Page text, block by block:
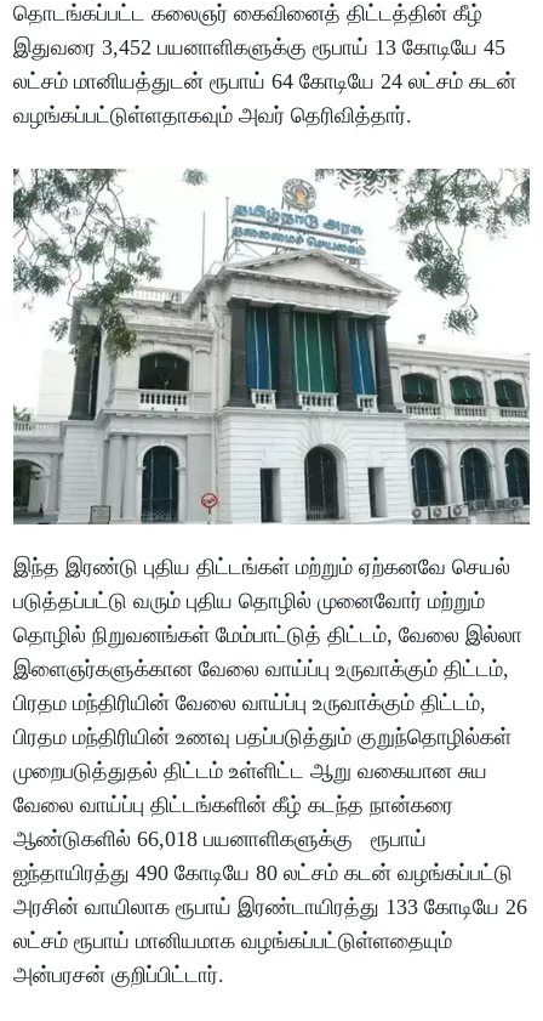
தொடங்கப்பட்ட கலைஞர் கைவினைத் திட்டத்தின் கீழ்
இதுவரை 3,452 பயனாளிகளுக்கு ரூபாய் 13 கோடியே 45
லட்சம் மானியத்துடன் ரூபாய் 64 கோடியே 24 லட்சம் கடன்
வழங்கப்பட்டுள்ளதாகவும் அவர் தெரிவித்தார்.
இந்த இரண்டு புதிய திட்டங்கள் மற்றும் ஏற்கனவே செயல்
படுத்தப்பட்டு வரும் புதிய தொழில் முனைவோர் மற்றும்
தொழில் நிறுவனங்கள் மேம்பாட்டுத் திட்டம், வேலை இல்லா
இளைஞர்களுக்கான வேலை வாய்ப்பு உருவாக்கும் திட்டம்,
பிரதம மந்திரியின் வேலை வாய்ப்பு உருவாக்கும் திட்டம்,
பிரதம மந்திரியின் உணவு பதப்படுத்தும் குறுந்தொழில்கள்
முறைபடுத்துதல் திட்டம் உள்ளிட்ட ஆறு வகையான சுய
வேலை வாய்ப்பு திட்டங்களின் கீழ் கடந்த நான்கரை
ஆண்டுகளில் 66,018 பயனாளிகளுக்கு ரூபாய்
ஐந்தாயிரத்து 490 கோடியே 80 லட்சம் கடன் வழங்கப்பட்டு
அரசின் வாயிலாக ரூபாய் இரண்டாயிரத்து 133 கோடியே 26
லட்சம் ரூபாய் மானியமாக வழங்கப்பட்டுள்ளதையும்
அன்பரசன் குறிப்பிட்டார்.